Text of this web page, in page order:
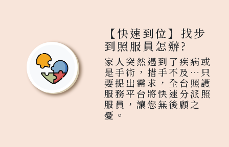
【快速到位】找步
到照服員怎辦?
家人突然遇到了疾病或
是手術，措手不及…只
要提出需求，全台照護
服務平台將快速分派照
服員，讓您無後顧之
憂。